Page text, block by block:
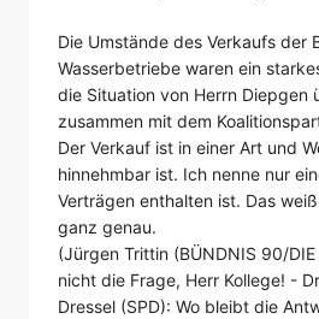
Die Umstände des Verkaufs der
Wasserbetriebe waren ein
die Situation von Herrn Diepgen
zusammen mit dem
Der Verkauf ist in einer Art und
hinnehmbar ist. Ich nenne nur
Verträgen enthalten ist. Das
ganz genau.
(Jürgen Trittin (BÜNDNIS 90/DIE
nicht die Frage, Herr Kollege! -
Dressel (SPD): Wo bleibt die